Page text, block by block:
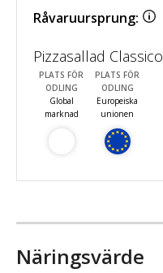
Råvaruursprung:
Pizzasallad Classico
PLATS FÖR
ODLING
Global
marknad
PLATS FÖR
ODLING
Europeiska
unionen
Näringsvärde